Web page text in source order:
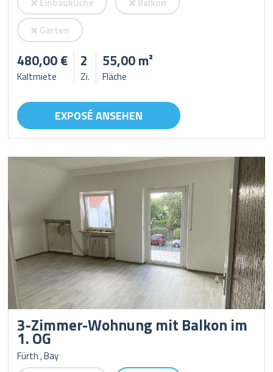
Garten
480,00 €
Kaltmiete
2
Zi.
55,00 m²
Fläche
EXPOSÉ ANSEHEN
3-Zimmer-Wohnung mit Balkon im
1. OG
Fürth , Bay